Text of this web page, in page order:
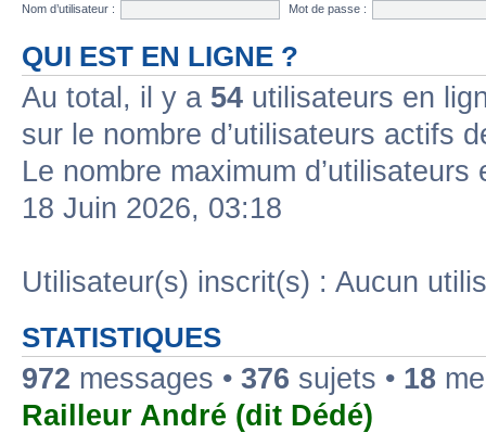
Nom d’utilisateur :
Mot de passe :
QUI EST EN LIGNE ?
Au total, il y a 54 utilisateurs en
sur le nombre d’utilisateurs actifs
Le nombre maximum
18 Juin 2026, 03:18
Utilisateur(s) inscrit(s) : Aucun
STATISTIQUES
972 messages • 376 sujets • 18
Railleur André (dit Dédé)